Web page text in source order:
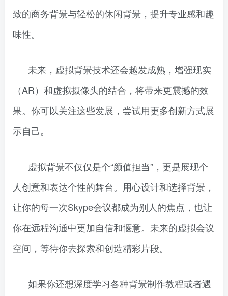
致的商务背景与轻松的休闲背景，提升专业感和趣
味性。
未来，虚拟背景技术还会越发成熟，增强现实
（AR）和虚拟摄像头的结合，将带来更震撼的效
果。你可以关注这些发展，尝试用更多创新方式展
示自己。
虚拟背景不仅仅是个“颜值担当”，更是展现个
人创意和表达个性的舞台。用心设计和选择背景，
让你的每一次Skype会议都成为别人的焦点，也让
你在远程沟通中更加自信和惬意。未来的虚拟会议
空间，等待你去探索和创造精彩片段。
如果你还想深度学习各种背景制作教程或者遇